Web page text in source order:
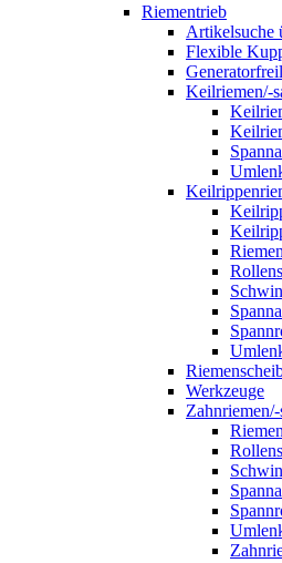
Riementrieb
Artikelsuche
Flexible
Keilriemen/-
Werkzeuge
Zahnriemen/-